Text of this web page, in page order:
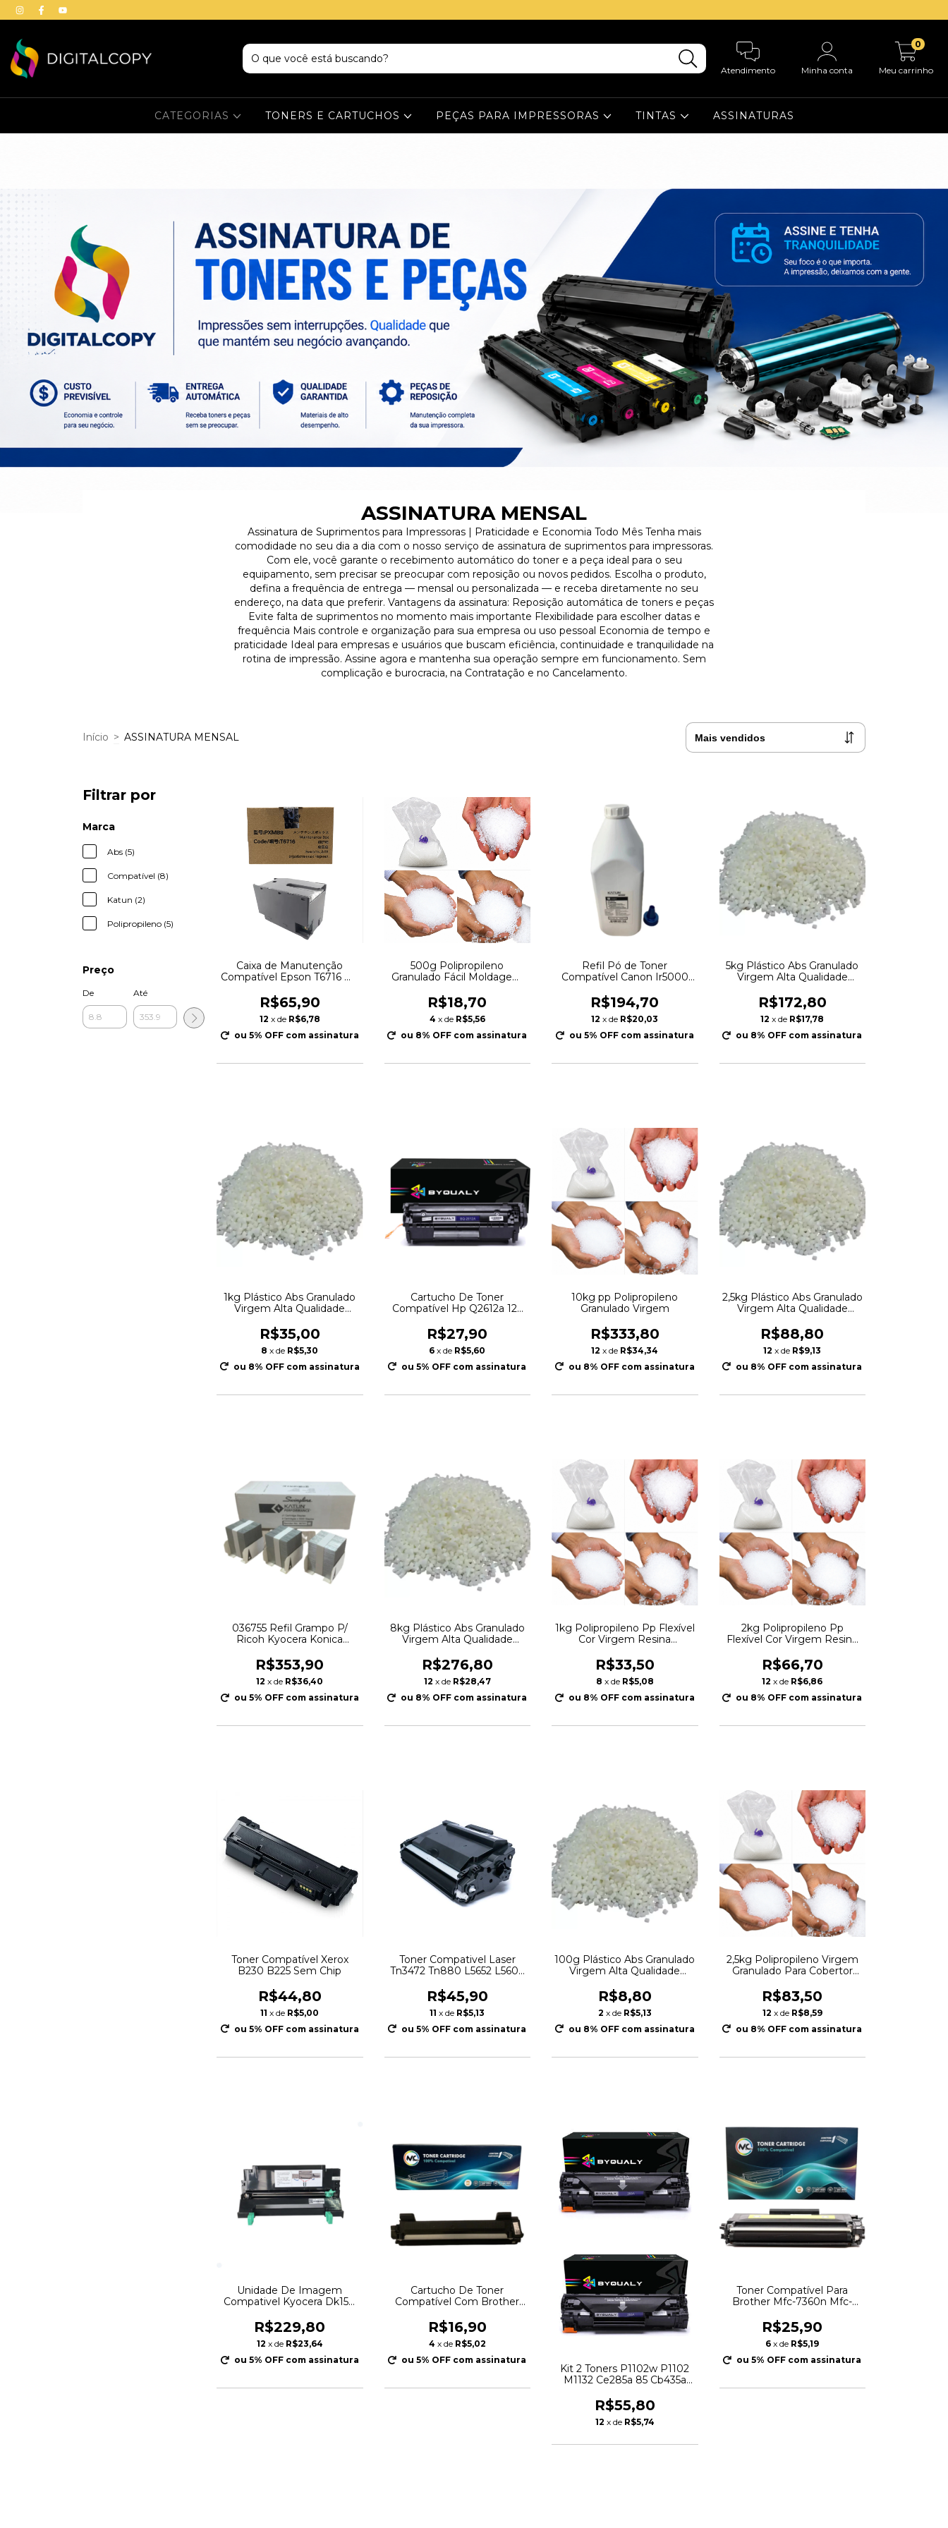
Atendimento Minha conta Meu carrinho
0
CATEGORIAS TONERS E CARTUCHOS PEÇAS PARA IMPRESSORAS TINTAS ASSINATURAS
ASSINATURA MENSAL
Assinatura de Suprimentos para Impressoras | Praticidade e Economia Todo Mês Tenha mais
comodidade no seu dia a dia com o nosso serviço de assinatura de suprimentos para impressoras.
Com ele, você garante o recebimento automático do toner e a peça ideal para o seu
equipamento, sem precisar se preocupar com reposição ou novos pedidos. Escolha o produto,
defina a frequência de entrega — mensal ou personalizada — e receba diretamente no seu
endereço, na data que preferir. Vantagens da assinatura: Reposição automática de toners e peças
Evite falta de suprimentos no momento mais importante Flexibilidade para escolher datas e
frequência Mais controle e organização para sua empresa ou uso pessoal Economia de tempo e
praticidade Ideal para empresas e usuários que buscam eficiência, continuidade e tranquilidade na
rotina de impressão. Assine agora e mantenha sua operação sempre em funcionamento. Sem
complicação e burocracia, na Contratação e no Cancelamento.
Início > ASSINATURA MENSAL
Filtrar por
Marca
Abs (5)
Compatível (8)
Katun (2)
Polipropileno (5)
Preço
De Até
Caixa de Manutenção
Compatível Epson T6716 Wf
R$65,90
12 x de R$6,78
ou 5% OFF com assinatura
500g Polipropileno
Granulado Fácil Moldagem
Virgem
R$18,70
4 x de R$5,56
ou 8% OFF com assinatura
Refil Pó de Toner
Compatível Canon Ir5000
6350 Katun 1,5kg
R$194,70
12 x de R$20,03
ou 5% OFF com assinatura
5kg Plástico Abs Granulado
Virgem Alta Qualidade
R$172,80
12 x de R$17,78
ou 8% OFF com assinatura
1kg Plástico Abs Granulado
Virgem Alta Qualidade
R$35,00
8 x de R$5,30
ou 8% OFF com assinatura
Cartucho De Toner
Compatível Hp Q2612a 12a
R$27,90
6 x de R$5,60
ou 5% OFF com assinatura
10kg pp Polipropileno
Granulado Virgem
R$333,80
12 x de R$34,34
ou 8% OFF com assinatura
2,5kg Plástico Abs Granulado
Virgem Alta Qualidade
R$88,80
12 x de R$9,13
ou 8% OFF com assinatura
036755 Refil Grampo P/
Ricoh Kyocera Konica
J1 Cx C/3x5000
R$353,90
12 x de R$36,40
ou 5% OFF com assinatura
8kg Plástico Abs Granulado
Virgem Alta Qualidade
R$276,80
12 x de R$28,47
ou 8% OFF com assinatura
1kg Polipropileno Pp Flexível
Cor Virgem Resina
R$33,50
8 x de R$5,08
ou 8% OFF com assinatura
2kg Polipropileno Pp
Flexível Cor Virgem Resina
R$66,70
12 x de R$6,86
ou 8% OFF com assinatura
Toner Compatível Xerox
B230 B225 Sem Chip
R$44,80
11 x de R$5,00
ou 5% OFF com assinatura
Toner Compativel Laser
Tn3472 Tn880 L5652 L5602
R$45,90
11 x de R$5,13
ou 5% OFF com assinatura
100g Plástico Abs Granulado
Virgem Alta Qualidade
R$8,80
2 x de R$5,13
ou 8% OFF com assinatura
2,5kg Polipropileno Virgem
Granulado Para Cobertor
Preenchimento Artesanato
R$83,50
12 x de R$8,59
ou 8% OFF com assinatura
Unidade De Imagem
Compativel Kyocera Dk150
Fs1035 M2035
R$229,80
12 x de R$23,64
ou 5% OFF com assinatura
Cartucho De Toner
Compatível Com Brother
Dcp1617
R$16,90
4 x de R$5,02
ou 5% OFF com assinatura
Kit 2 Toners P1102w P1102
M1132 Ce285a 85 Cb435a
R$55,80
12 x de R$5,74
Toner Compatível Para
Brother Mfc-7360n Mfc-
TN420 TN410
R$25,90
6 x de R$5,19
ou 5% OFF com assinatura